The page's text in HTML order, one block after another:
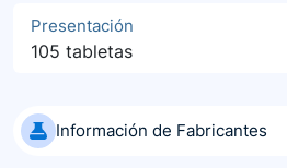
Presentación
105 tabletas
Información de Fabricantes